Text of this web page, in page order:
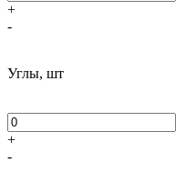
+
-
Углы, шт
+
-